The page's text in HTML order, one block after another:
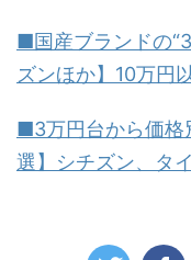
■国産ブランドの
ズンほか】10万円
■3万円台から価格
選】シチズン、タ